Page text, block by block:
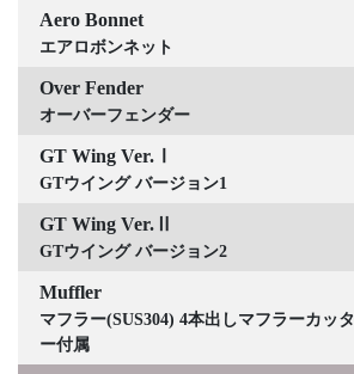
Aero Bonnet
エアロボンネット
Over Fender
オーバーフェンダー
GT Wing Ver.Ⅰ
GTウイング バージョン1
GT Wing Ver.Ⅱ
GTウイング バージョン2
Muffler
マフラー(SUS304) 4本出しマフラーカッタ
ー付属